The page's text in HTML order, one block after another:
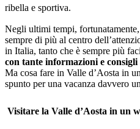
ribella e sportiva.
Negli ultimi tempi,
sempre di più al centro
in Italia, tanto che è sempre più
con tante informazioni e consigli
Ma cosa fare in Valle d’Aosta in
spunto per una vacanza davvero
Visitare la Valle d’Aosta in un